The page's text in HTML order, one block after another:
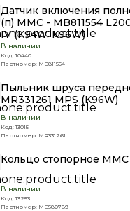
Датчик включения
(п) MMC - MB811554
IV (K94W, K96W)
В наличии
Код: 10440
Партномер: MB811554
Пыльник шруса
MR331261 MPS (K96W)
В наличии
Код: 13015
Партномер: MR331261
Кольцо стопорное
В наличии
Код: 13253
Партномер: ME580789